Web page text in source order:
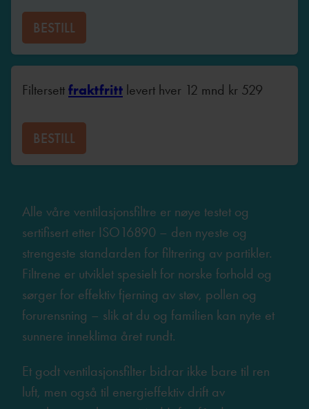
BESTILL
Filtersett fraktfritt levert hver 12 mnd kr 529
BESTILL
Alle våre ventilasjonsfiltre er nøye testet og
sertifisert etter ISO16890 – den nyeste og
strengeste standarden for filtrering av partikler.
Filtrene er utviklet spesielt for norske forhold og
sørger for effektiv fjerning av støv, pollen og
forurensning – slik at du og familien kan nyte et
sunnere inneklima året rundt.
Et godt ventilasjonsfilter bidrar ikke bare til ren
luft, men også til energieffektiv drift av